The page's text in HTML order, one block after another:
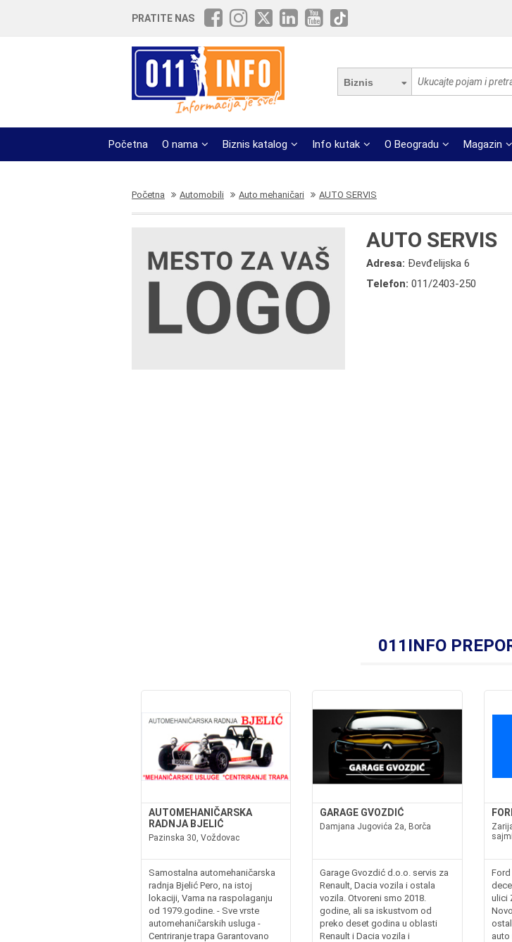
PRATITE NAS
Biznis
Početna O nama Biznis katalog Info kutak O Beogradu Magazin
Početna Automobili Auto mehaničari AUTO SERVIS
AUTO SERVIS
Adresa: Đevđelijska 6
Telefon:011/2403-250
011INFO
AUTOMEHANIČARSKA
RADNJA BJELIĆ
Pazinska 30, Voždovac
Samostalna automehaničarska
radnja Bjelić Pero, na istoj
lokaciji, Vama na raspolaganju
od 1979.godine. - Sve vrste
automehaničarskih usluga -
Centriranje trapa Garantovano
GARAGE GVOZDIĆ
Damjana Jugovića 2a, Borča
Garage Gvozdić d.o.o. servis za
Renault, Dacia vozila i ostala
vozila. Otvoreni smo 2018.
godine, ali sa iskustvom od
preko deset godina u oblasti
Renault i Dacia vozila i
ulici
auto